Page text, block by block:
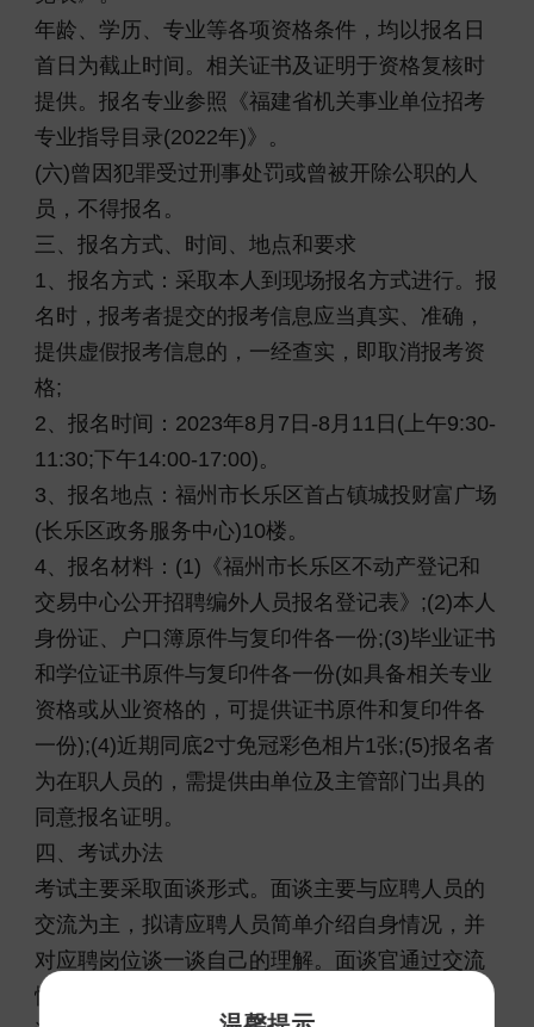
年龄、学历、专业等各项资格条件，均以报名日
首日为截止时间。相关证书及证明于资格复核时
提供。报名专业参照《福建省机关事业单位招考
专业指导目录(2022年)》。
(六)曾因犯罪受过刑事处罚或曾被开除公职的人
员，不得报名。
三、报名方式、时间、地点和要求
1、报名方式：采取本人到现场报名方式进行。报
名时，报考者提交的报考信息应当真实、准确，
提供虚假报考信息的，一经查实，即取消报考资
格;
2、报名时间：2023年8月7日-8月11日(上午9:30-
11:30;下午14:00-17:00)。
3、报名地点：福州市长乐区首占镇城投财富广场
(长乐区政务服务中心)10楼。
4、报名材料：(1)《福州市长乐区不动产登记和
交易中心公开招聘编外人员报名登记表》;(2)本人
身份证、户口簿原件与复印件各一份;(3)毕业证书
和学位证书原件与复印件各一份(如具备相关专业
资格或从业资格的，可提供证书原件和复印件各
一份);(4)近期同底2寸免冠彩色相片1张;(5)报名者
为在职人员的，需提供由单位及主管部门出具的
同意报名证明。
四、考试办法
考试主要采取面谈形式。面谈主要与应聘人员的
交流为主，拟请应聘人员简单介绍自身情况，并
对应聘岗位谈一谈自己的理解。面谈官通过交流
情况考察应聘人员的基本素质、职业意愿和发展